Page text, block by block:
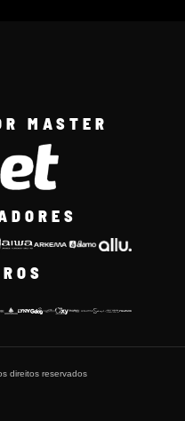
MASTER
direitos reservados